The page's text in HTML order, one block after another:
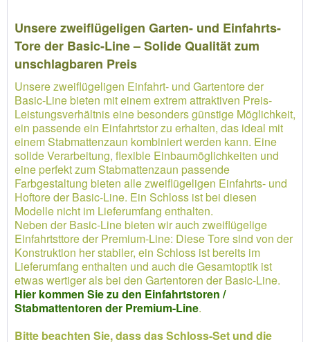
Unsere zweiflügeligen Garten- und Einfahrts-
Tore der Basic-Line – Solide Qualität zum
unschlagbaren Preis
Unsere zweiflügeligen Einfahrt- und Gartentore der
Basic-Line bieten mit einem extrem attraktiven Preis-
Leistungsverhältnis eine besonders günstige Möglichkeit,
ein passende ein Einfahrtstor zu erhalten, das ideal mit
einem Stabmattenzaun kombiniert werden kann. Eine
solide Verarbeitung, flexible Einbaumöglichkeiten und
eine perfekt zum Stabmattenzaun passende
Farbgestaltung bieten alle zweiflügeligen Einfahrts- und
Hoftore der Basic-Line. Ein Schloss ist bei diesen
Modelle nicht im Lieferumfang enthalten.
Neben der Basic-Line bieten wir auch zweiflügelige
Einfahrtsttore der Premium-Line: Diese Tore sind von der
Konstruktion her stabiler, ein Schloss ist bereits im
Lieferumfang enthalten und auch die Gesamtoptik ist
etwas wertiger als bei den Gartentoren der Basic-Line.
Hier kommen Sie zu den Einfahrtstoren /
Stabmattentoren der Premium-Line.
Bitte beachten Sie, dass das Schloss-Set und die